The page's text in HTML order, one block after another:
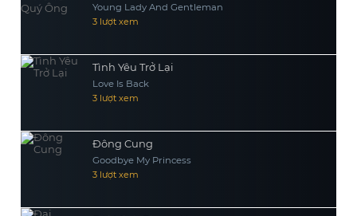
Young Lady And Gentleman
3 lượt xem
Tình Yêu Trở Lại
Love Is Back
3 lượt xem
Đông Cung
Goodbye My Princess
3 lượt xem